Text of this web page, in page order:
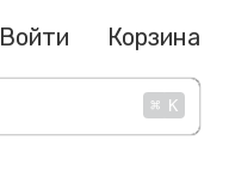
Войти Корзина
⌘ K